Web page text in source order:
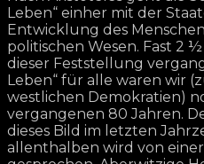
Leben“ einher mit der
Entwicklung des
politischen Wesen. Fast 2
dieser Feststellung
Leben“ für alle waren wir
westlichen Demokratien)
vergangenen 80 Jahren.
dieses Bild im letzten
allenthalben wird von einer